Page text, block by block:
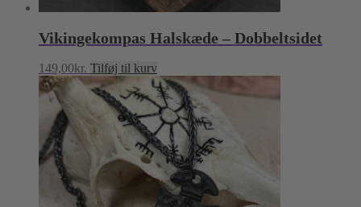
Vikingekompas Halskæde – Dobbeltsidet
149,00kr. Tilføj til kurv